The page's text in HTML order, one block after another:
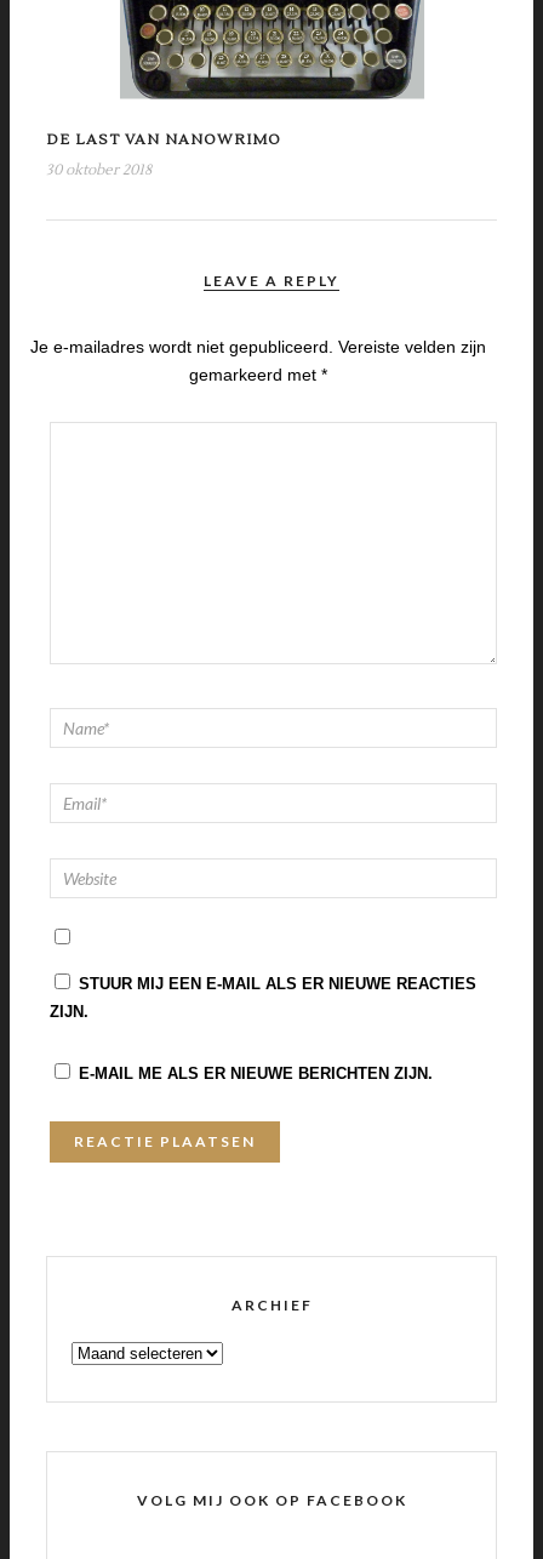
DE LAST VAN NANOWRIMO
30 oktober 2018
LEAVE A REPLY
Je e-mailadres wordt niet gepubliceerd. Vereiste velden zijn
gemarkeerd met*
STUUR MIJ EEN E-MAIL ALS ER NIEUWE REACTIES
ZIJN.
E-MAIL ME ALS ER NIEUWE BERICHTEN ZIJN.
ARCHIEF
ARCHIEF
VOLG MIJ OOK OP FACEBOOK